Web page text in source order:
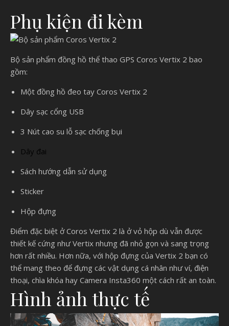
Phụ kiện đi kèm
Bộ sản phẩm đồng hồ thể thao GPS Coros Vertix 2 bao
gồm:
Một đồng hồ đeo tay Coros Vertix 2
Dây sạc cổng USB
3 Nút cao su lỗ sạc chống bụi
Dây đai
Sách hướng dẫn sử dụng
Sticker
Hộp đựng
Điểm đặc biệt ở Coros Vertix 2 là ở vỏ hộp dù vẫn được
thiết kế cứng như Vertix nhưng đã nhỏ gọn và sang trọng
hơn rất nhiều. Hơn nữa, với hộp đựng của Vertix 2 bạn có
thể mang theo để đựng các vật dụng cá nhân như ví, điện
thoại, chìa khóa hay Camera Insta360 một cách rất an toàn.
Hình ảnh thực tế